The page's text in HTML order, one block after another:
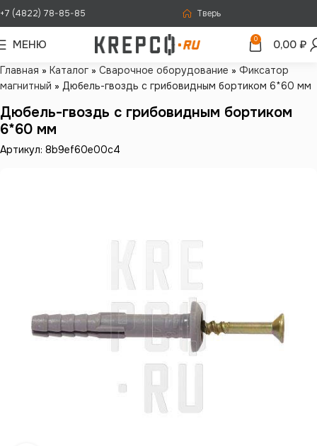
+7 (4822) 78-85-85 Тверь
МЕНЮ 0 0,00 ₽
Главная » Каталог » Сварочное оборудование » Фиксатор
магнитный » Дюбель-гвоздь с грибовидным бортиком 6*60 мм
Дюбель-гвоздь с грибовидным бортиком
6*60 мм
Артикул: 8b9ef60e00c4